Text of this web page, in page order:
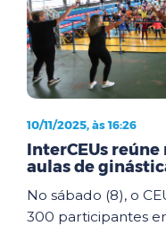
10/11/2025, às 16:26
InterCEUs reúne
aulas de
No sábado (8), o
300 participantes